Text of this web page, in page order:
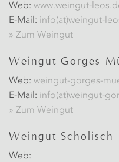
Web: www.weingut-
E-Mail: info(at)weingut-
» Zum Weingut
Weingut Gorges-
Web: weingut-gorges-
E-Mail: info(at)weingut-
» Zum Weingut
Weingut Scholisch
Web: